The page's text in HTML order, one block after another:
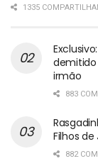
1335
demitido
irmão
883
Filhos
882